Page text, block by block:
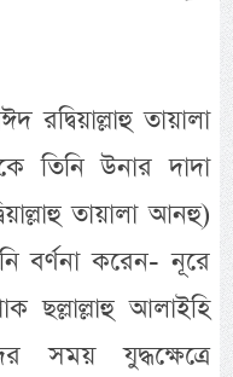
তায়ালা
তিনি উনার দাদা
তায়ালা আনহু)
বর্ণনা করেন- নূরে
ছল্লাল্লাহু আলাইহি
সময় যুদ্ধক্ষেত্রে